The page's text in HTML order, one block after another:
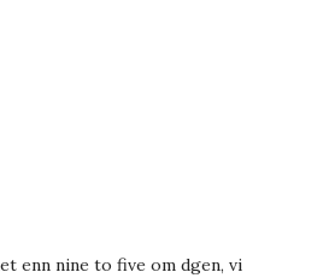
enn nine to five om dgen, vi